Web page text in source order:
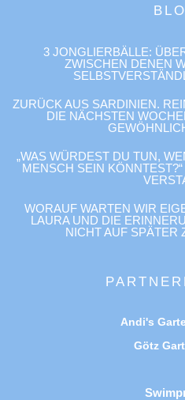
3 JONGLIERBÄLLE:
ZWISCHEN DENEN
ZURÜCK AUS SARDINIEN.
DIE NÄCHSTEN
„WAS WÜRDEST DU TUN,
MENSCH SEIN
WORAUF WARTEN WIR
LAURA UND DIE
NICHT AUF SPÄTER
Andi's
Götz